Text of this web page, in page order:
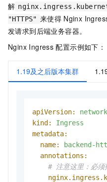
解
"HTTPS" 来使得 Nginx
发请求到后端业务容器。
Nginx Ingress 配置示例如下：
1.19及之后版本集群
apiVersion:
kind:
Ingress
metadata:
name:
backend-
annotations:
# 注意这里：必须